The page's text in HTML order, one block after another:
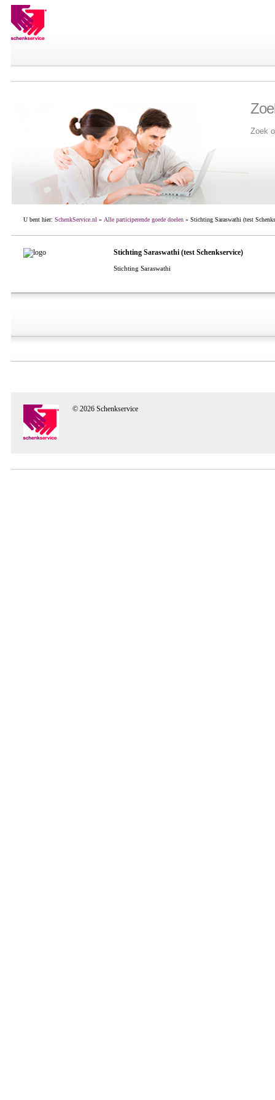
Zoek
U bent hier: SchenkService.nl » Alle participerende goede doelen» Stichting Saraswathi (test
Stichting Saraswathi (test Schenkservice)
Stichting Saraswathi
© 2026 Schenkservice